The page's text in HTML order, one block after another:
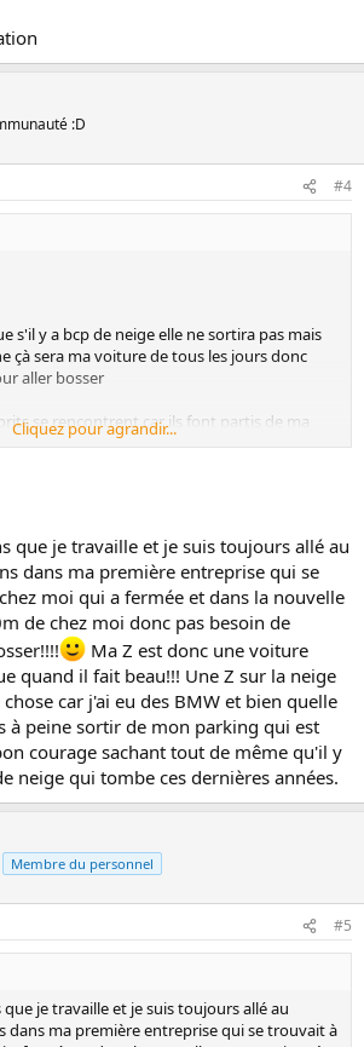
:D
#4
s'il y a bcp de neige elle ne sortira pas mais
çà sera ma voiture de tous les jours donc
aller bosser
se rencontrent car ils font partis de ma
FK510 ,au meme tarif .
pneu été ) .
Cliquez pour agrandir...
que je travaille et je suis toujours allé au
dans ma première entreprise qui se
moi qui a fermée et dans la nouvelle
de chez moi donc pas besoin de
Ma Z est donc une voiture
quand il fait beau!!! Une Z sur la neige
car j'ai eu des BMW et bien quelle
à peine sortir de mon parking qui est
courage sachant tout de même qu'il y
neige qui tombe ces dernières années.
Membre du personnel
#5
je travaille et je suis toujours allé au
dans ma première entreprise qui se trouvait à